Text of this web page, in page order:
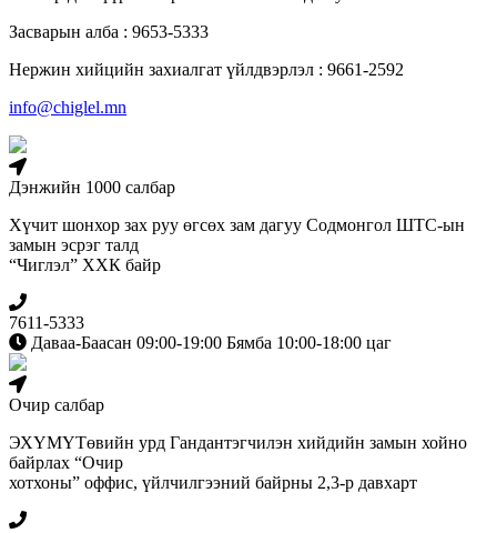
Засварын алба : 9653-5333
Нержин хийцийн захиалгат үйлдвэрлэл : 9661-2592
info@chiglel.mn
Дэнжийн 1000 салбар
Хүчит шонхор зах руу өгсөх зам дагуу Содмонгол ШТС-ын
замын эсрэг талд
“Чиглэл” ХХК байр
7611-5333
Даваа-Баасан 09:00-19:00 Бямба 10:00-18:00 цаг
Очир салбар
ЭХҮМҮТөвийн урд Гандантэгчилэн хийдийн замын хойно
байрлах “Очир
хотхоны” оффис, үйлчилгээний байрны 2,3-р давхарт